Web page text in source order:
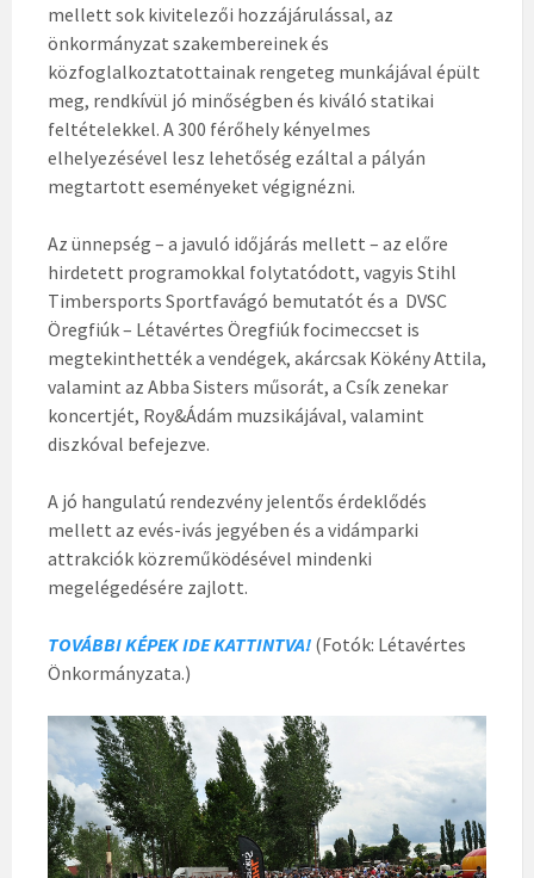
mellett sok kivitelezői hozzájárulással, az
önkormányzat szakembereinek és
közfoglalkoztatottainak rengeteg munkájával épült
meg, rendkívül jó minőségben és kiváló statikai
feltételekkel. A 300 férőhely kényelmes
elhelyezésével lesz lehetőség ezáltal a pályán
megtartott eseményeket végignézni.
Az ünnepség – a javuló időjárás mellett – az előre
hirdetett programokkal folytatódott, vagyis Stihl
Timbersports Sportfavágó bemutatót és a DVSC
Öregfiúk – Létavértes Öregfiúk focimeccset is
megtekinthették a vendégek, akárcsak Kökény Attila,
valamint az Abba Sisters műsorát, a Csík zenekar
koncertjét, Roy&Ádám muzsikájával, valamint
diszkóval befejezve.
A jó hangulatú rendezvény jelentős érdeklődés
mellett az evés-ivás jegyében és a vidámparki
attrakciók közreműködésével mindenki
megelégedésére zajlott.
TOVÁBBI KÉPEK IDE KATTINTVA! (Fotók: Létavértes
Önkormányzata.)